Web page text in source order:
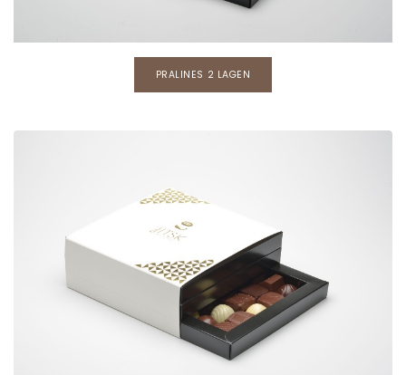
PRALINES 2 LAGEN